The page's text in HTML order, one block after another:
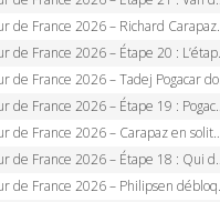
2026 – Richard Carapaz roi des Alpes, doublé et maillot à pois, Seixas perd le podium
2026 – Étape 20 : L’étape reine, Galibier, Sarenne, Alpe d’Huez, qui succédera à Pogacar ?
2026 – Tadej Pogacar dompte l’Alpe d’Huez, 5e victoire, record de Pantani pulvérisé
France 2026 – Étape 19 : Pogacar peut-il enfin dompter l’Alpe d’Huez ?
2026 – Carapaz en solitaire à Orcières-Merlette, Paret-Peintre à un point du maillot à pois
2026 – Étape 18 : Qui domptera Orcières-Merlette, première marche vers l’Alpe d’Huez ?
2026 – Philipsen débloque son compteur à Voiron, Pedersen en danger pour le maillot vert